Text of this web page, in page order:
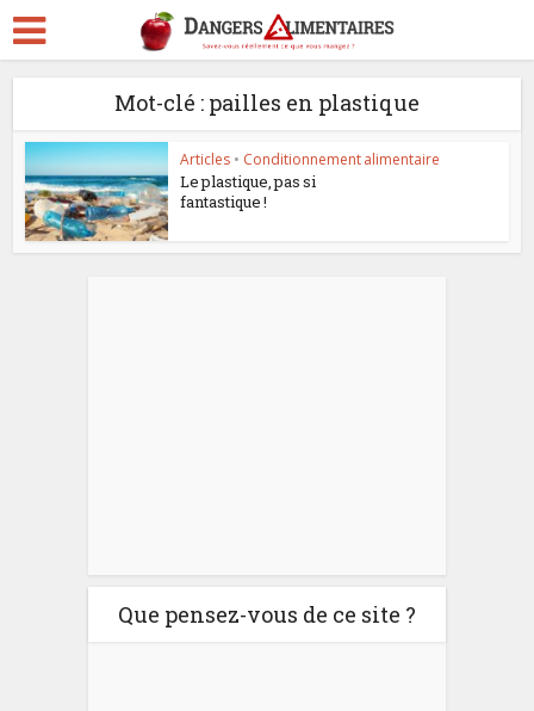
Mot-clé : pailles en plastique
Articles • Conditionnement alimentaire
Le plastique, pas si
fantastique !
Que pensez-vous de ce site ?